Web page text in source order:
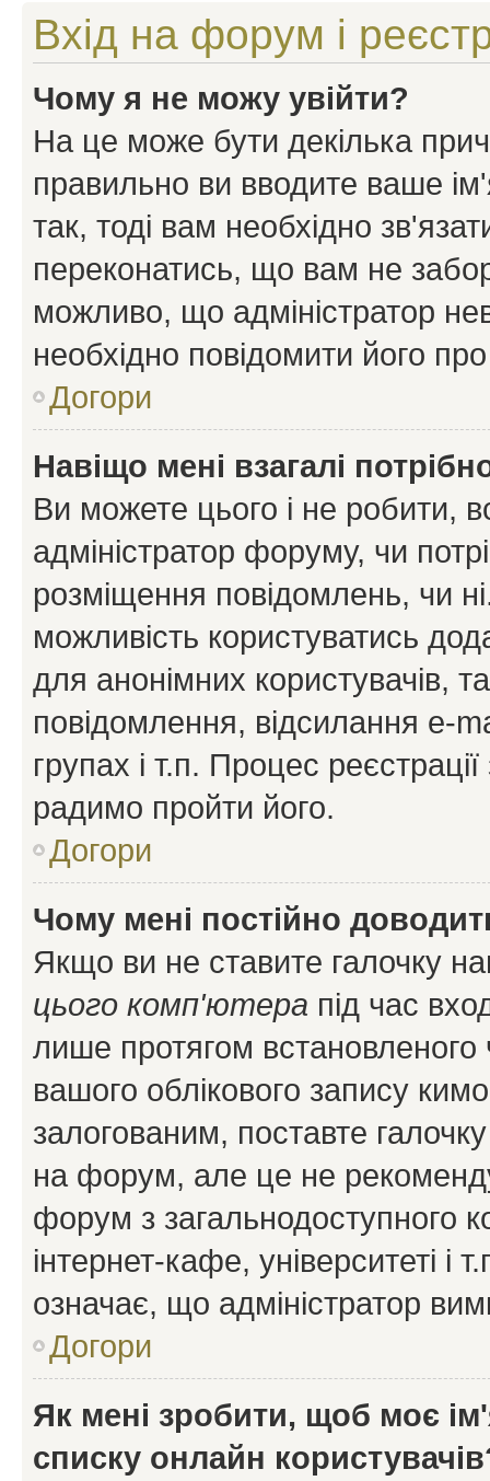
Вхід на форум і
Чому я не можу увійти?
На це може бути декілька
правильно ви вводите ваше
так, тоді вам необхідно
переконатись, що вам не
можливо, що адміністратор
необхідно повідомити його
Догори
Навіщо мені взагалі
Ви можете цього і не робити,
адміністратор форуму, чи
розміщення повідомлень, чи
можливість користуватись
для анонімних користувачів,
повідомлення, відсилання e-
групах і т.п. Процес
радимо пройти його.
Догори
Чому мені постійно
Якщо ви не ставите галочку
цього комп'ютера під час
лише протягом встановленого
вашого облікового запису
залогованим, поставте
на форум, але це не
форум з загальнодоступного
інтернет-кафе, університеті і
означає, що адміністратор
Догори
Як мені зробити, щоб моє
списку онлайн